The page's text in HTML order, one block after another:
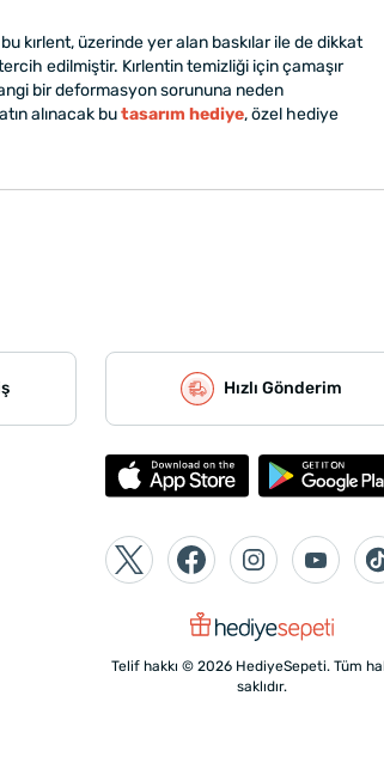
kırlent, üzerinde yer alan baskılar ile de dikkat
edilmiştir. Kırlentin temizliği için çamaşır
bir deformasyon sorununa neden
alınacak butasarım hediye, özel hediye
Hızlı Gönderim
Telif hakkı © 2026 HediyeSepeti. Tüm
saklıdır.